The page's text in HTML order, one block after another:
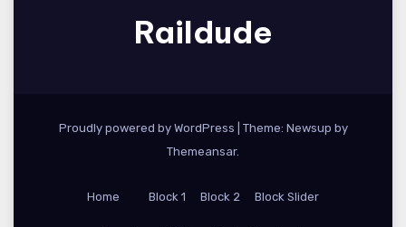
Raildude
Proudly powered by WordPress
Theme: Newsup by
Themeansar.
Home Block 1 Block 2 Block Slider